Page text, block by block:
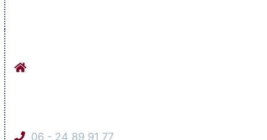
Stucadoorsbedrijf Orhan Werkhovenseweg
06 - 24 89 91 77